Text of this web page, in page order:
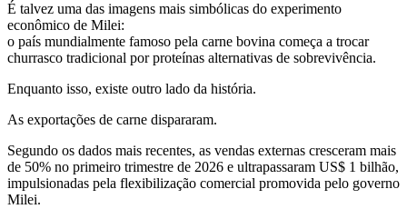
É talvez uma das imagens mais simbólicas do experimento
econômico de Milei:
o país mundialmente famoso pela carne bovina começa a trocar
churrasco tradicional por proteínas alternativas de sobrevivência.
Enquanto isso, existe outro lado da história.
As exportações de carne dispararam.
Segundo os dados mais recentes, as vendas externas cresceram mais
de 50% no primeiro trimestre de 2026 e ultrapassaram US$ 1 bilhão,
impulsionadas pela flexibilização comercial promovida pelo governo
Milei.